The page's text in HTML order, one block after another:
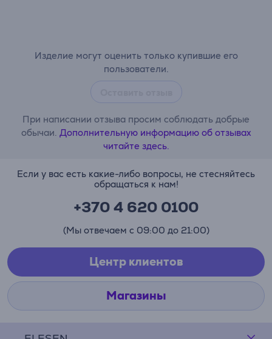
Изделие могут оценить только купившие его
пользователи.
При написании отзыва просим соблюдать добрые
обычаи. Дополнительную информацию об отзывах
читайте здесь.
Если у вас есть какие-либо вопросы, не стесняйтесь
обращаться к нам!
+370 4 620 0100
(Мы отвечаем с 09:00 до 21:00)
Центр клиентов
Магазины